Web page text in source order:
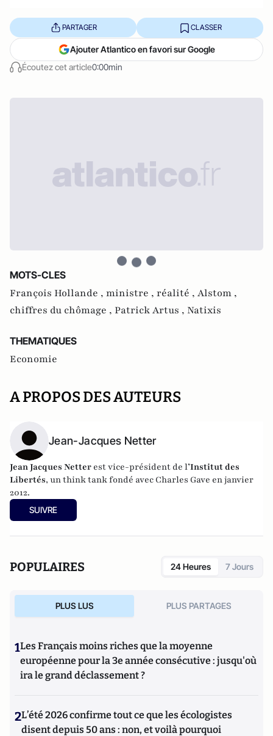
Écoutez cet article0:00min
PARTAGER CLASSER
Ajouter Atlantico en favori sur Google
MOTS-CLES
François Hollande , ministre , réalité , Alstom ,
chiffres du chômage , Patrick Artus , Natixis
THEMATIQUES
Economie
A PROPOS DES AUTEURS
Jean-Jacques Netter
Jean Jacques Netter est vice-président de l’Institut des
Libertés, un think tank fondé avec Charles Gave en janvier
2012.
SUIVRE
POPULAIRES 24 Heures 7 Jours
PLUS LUS PLUS PARTAGES
1Les Français moins riches que la moyenne
européenne pour la 3e année consécutive : jusqu'où
ira le grand déclassement ?
2L’été 2026 confirme tout ce que les écologistes
disent depuis 50 ans : non, et voilà pourquoi